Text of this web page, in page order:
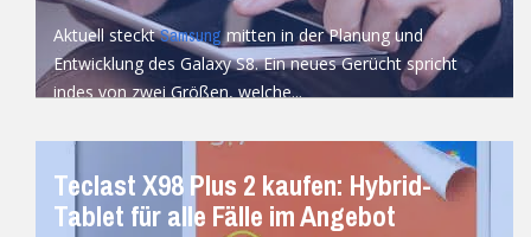
Aktuell stecktSamsungmitten in der Planung und
Entwicklung des Galaxy S8. Ein neues Gerücht spricht
indes von zwei Größen, welche...
Teclast X98 Plus 2 kaufen: Hybrid-
Tablet für alle Fälle im Angebot